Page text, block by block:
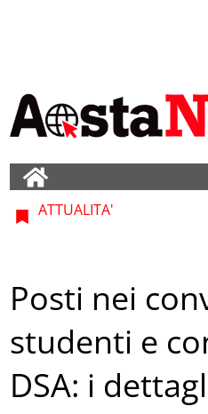
ATTUALITA'
Posti nei
studenti e
DSA: i